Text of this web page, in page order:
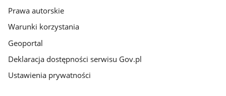
Prawa autorskie
Warunki korzystania
Geoportal
Deklaracja dostępności serwisu Gov.pl
Ustawienia prywatności